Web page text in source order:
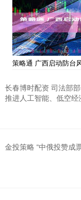
策略通 广西启动防台
长春博时配资 司法部
推进人工智能、低空
金投策略 “中俄投赞成